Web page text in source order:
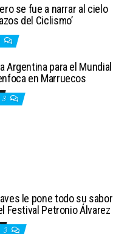
se fue a narrar al cielo
del Ciclismo’
Argentina para el Mundial
en Marruecos
3
le pone todo su sabor
Festival Petronio Álvarez
3